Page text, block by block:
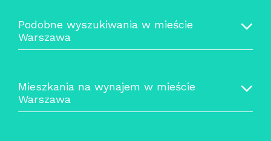
Podobne wyszukiwania w mieście
Warszawa
Mieszkania na wynajem w mieście
Warszawa